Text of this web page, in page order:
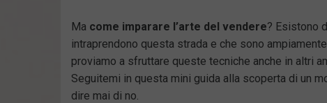
Ma come imparare l’arte del vendere? Esistono
intraprendono questa strada e che sono
proviamo a sfruttare queste tecniche anche in altri
Seguitemi in questa mini guida alla scoperta di un
dire mai di no.